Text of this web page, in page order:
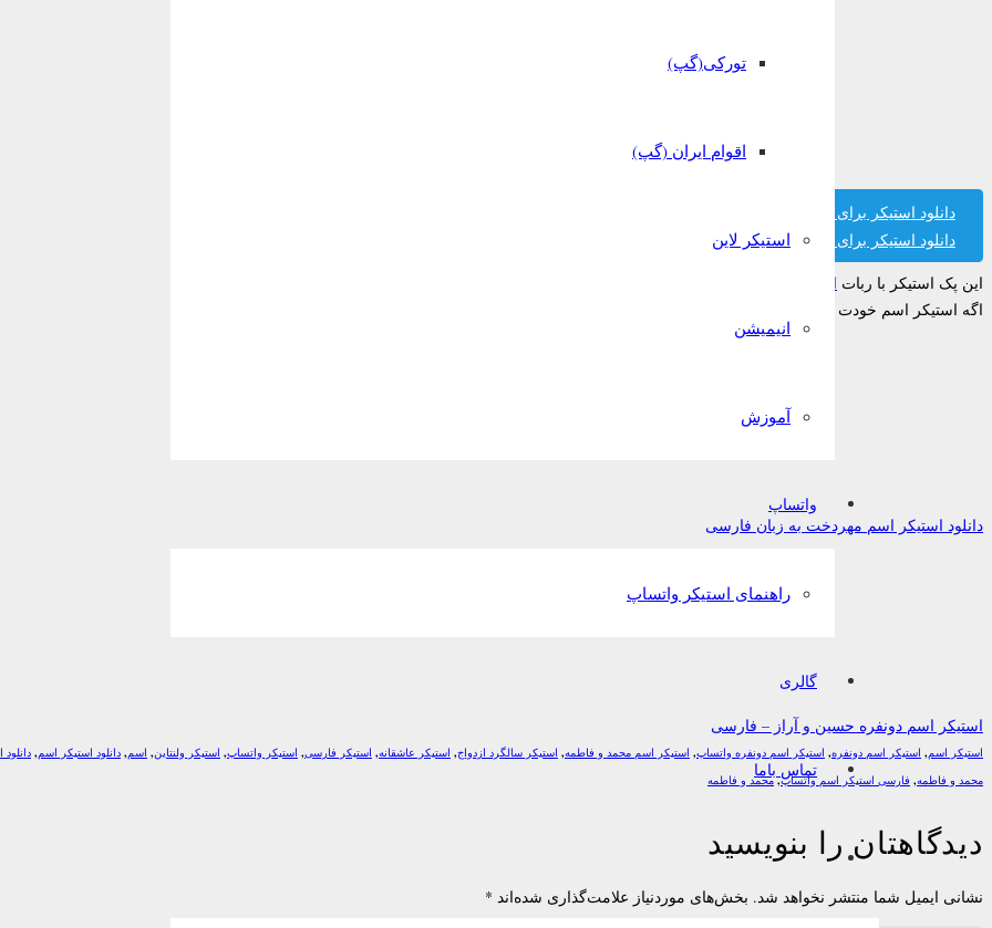
تورکی(گپ)
اقوام ایران (گپ)
استیکر لاین
انیمیشن
آموزش
واتساپ
راهنمای استیکر واتساپ
گالری
تماس باما
دانلود استیکر برای تلگرام
دانلود استیکر برای واتساپ
این پک استیکر با ربات استیکر ساز قونشو
اگه استیکر اسم خودت رو پیدا نکردی میتونی تو ربات قونشو رایگان بسازیش!
دانلود استیکر اسم مهردخت به زبان فارسی
استیکر اسم دونفره حسین و آراز – فارسی
استیکر اسم, استیکر اسم دونفره, استیکر اسم دونفره واتساپ, استیکر اسم محمد و فاطمه, استیکر سالگرد ازدواج, استیکر عاشقانه, استیکر فارسی, استیکر واتساپ, استیکر ولنتاین, اسم, دانلود استیکر اسم, دانلود
محمد و فاطمه, فارسی استیکر اسم واتساپ,محمد و فاطمه
دیدگاهتان را بنویسید
نشانی ایمیل شما منتشر نخواهد شد. بخش‌های موردنیاز علامت‌گذاری شده‌اند *